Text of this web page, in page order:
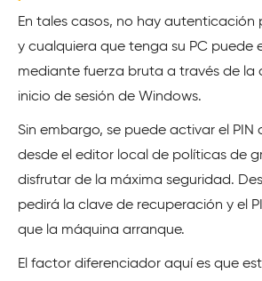
En tales casos, no hay autenticación
y cualquiera que tenga su PC puede
mediante fuerza bruta a través de la
inicio de sesión de Windows.
Sin embargo, se puede activar el PIN
desde el editor local de políticas de
disfrutar de la máxima seguridad.
pedirá la clave de recuperación y el
que la máquina arranque.
El factor diferenciador aquí es que